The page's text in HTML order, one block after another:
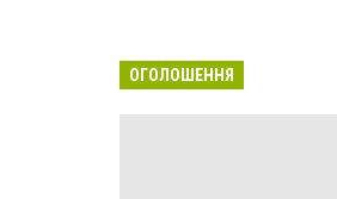
ОГОЛОШЕННЯ